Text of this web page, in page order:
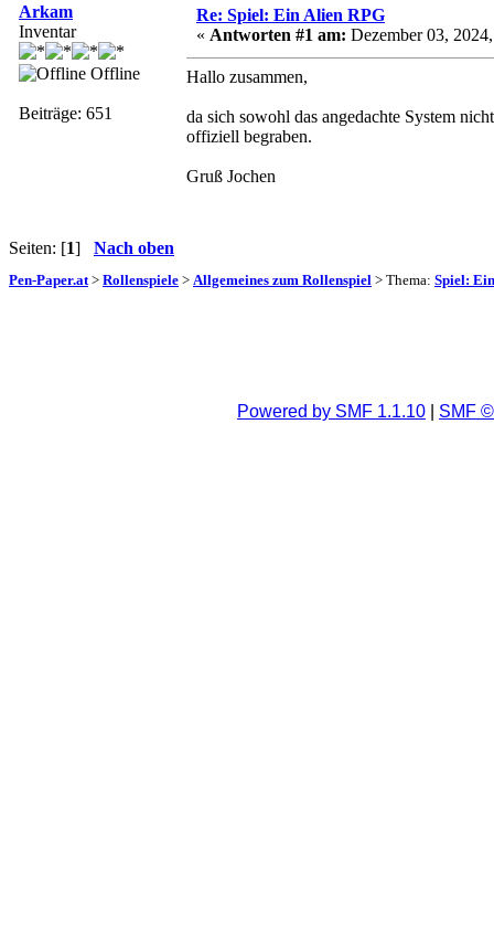
Arkam
Inventar
Offline
Beiträge: 651
Re: Spiel: Ein Alien RPG
« Antworten #1 am: Dezember 03,
Hallo zusammen,
da sich sowohl das angedachte System
offiziell begraben.
Gruß Jochen
Seiten: [1] Nach oben
Pen-Paper.at> Rollenspiele > Allgemeines zum Rollenspiel > Thema: Spiel:
Powered by SMF 1.1.10 SMF